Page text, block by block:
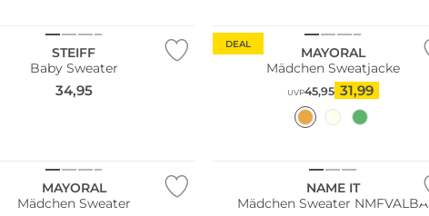
STEIFF
Baby Sweater
34,95
DEAL
MAYORAL
Mädchen Sweatjacke
UVP45,95 31,99
MAYORAL
Mädchen Sweater
NAME IT
Mädchen Sweater NMFVALBA